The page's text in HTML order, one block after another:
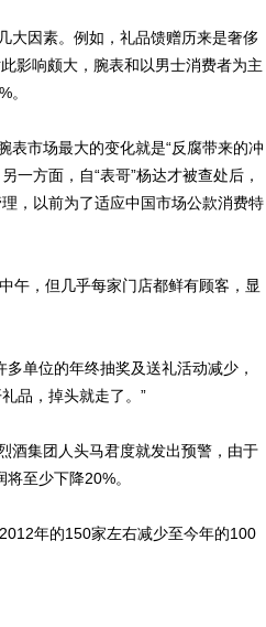
因素。例如，礼品馈赠历来是奢侈
影响颇大，腕表和以男士消费者为主
。
市场最大的变化就是“反腐带来的冲
一方面，自“表哥”杨达才被查处后，
，以前为了适应中国市场公款消费特
，但几乎每家门店都鲜有顾客，显
单位的年终抽奖及送礼活动减少，
品，掉头就走了。”
集团人头马君度就发出预警，由于
至少下降20%。
年的150家左右减少至今年的100